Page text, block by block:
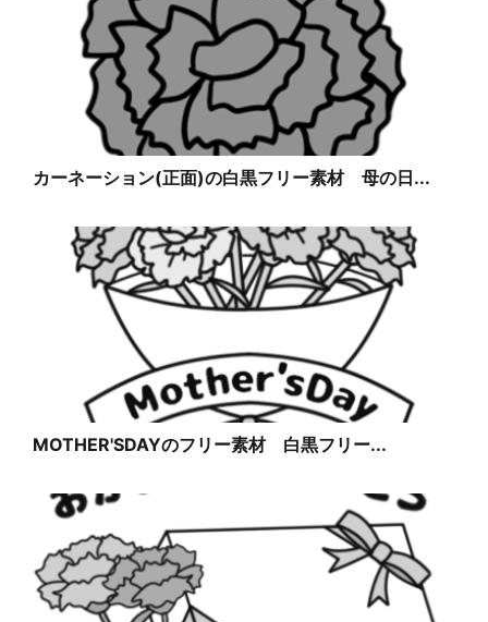
カーネーション(正面)の白黒フリー素材 母の日...
MOTHER'SDAYのフリー素材 白黒フリー...